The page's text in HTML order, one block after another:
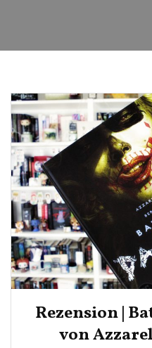
Rezension |
von